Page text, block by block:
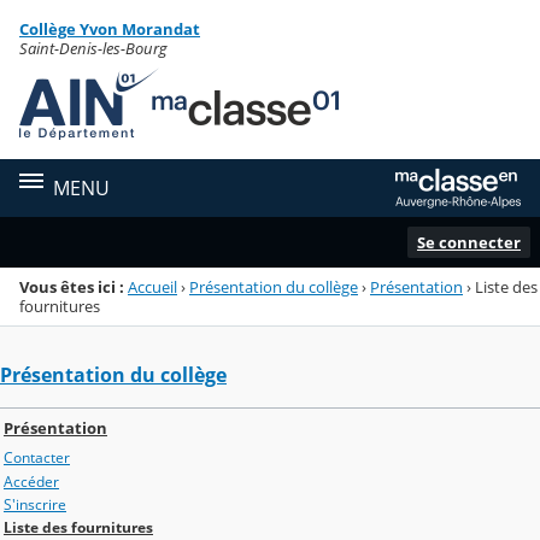
Menu de la rubrique
Contenu
Collège Yvon Morandat
Saint-Denis-les-Bourg
MENU
Se connecter
Vous êtes ici : Accueil› Présentation du collège› Présentation › Liste des
fournitures
Présentation du collège
Présentation
Contacter
Accéder
S'inscrire
Liste des fournitures